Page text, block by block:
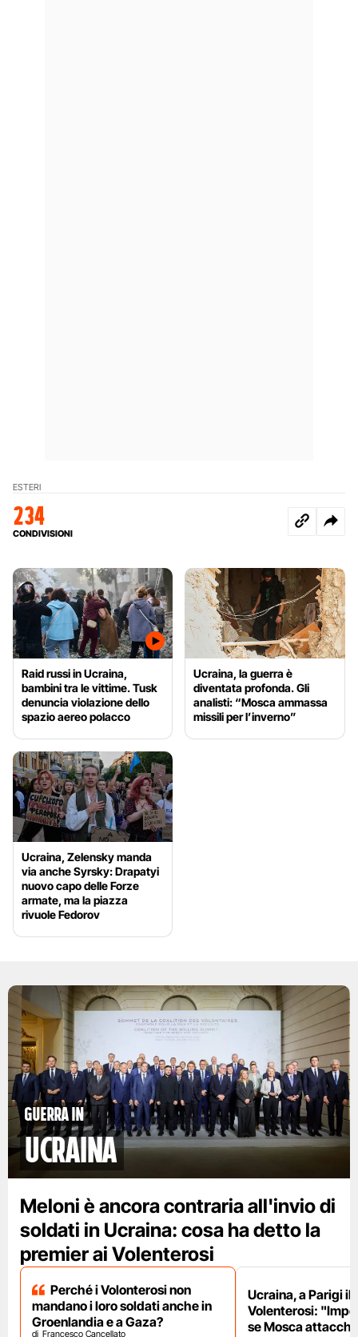
ESTERI
234
CONDIVISIONI
Raid russi in Ucraina,
bambini tra le vittime. Tusk
denuncia violazione dello
spazio aereo polacco
Ucraina, la guerra è
diventata profonda. Gli
analisti: “Mosca ammassa
missili per l’inverno”
Ucraina, Zelensky manda
via anche Syrsky: Drapatyi
nuovo capo delle Forze
armate, ma la piazza
rivuole Fedorov
Guerra in
Ucraina
Meloni è ancora contraria all'invio di
soldati in Ucraina: cosa ha detto la
premier ai Volenterosi
Perché i Volonterosi non
mandano i loro soldati anche in
Groenlandia e a Gaza?
Francesco Cancellato
Ucraina, a Parigi il
Volenterosi:
se Mosca